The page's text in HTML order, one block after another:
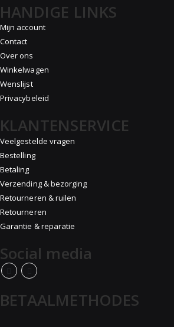
HANDIGE LINKS
Mijn account
Contact
Over ons
Winkelwagen
Wenslijst
Privacybeleid
KLANTENSERVICE
Veelgestelde vragen
Bestelling
Betaling
Verzending & bezorging
Retourneren & ruilen
Retourneren
Garantie & reparatie
Social media
BETAALMETHODES